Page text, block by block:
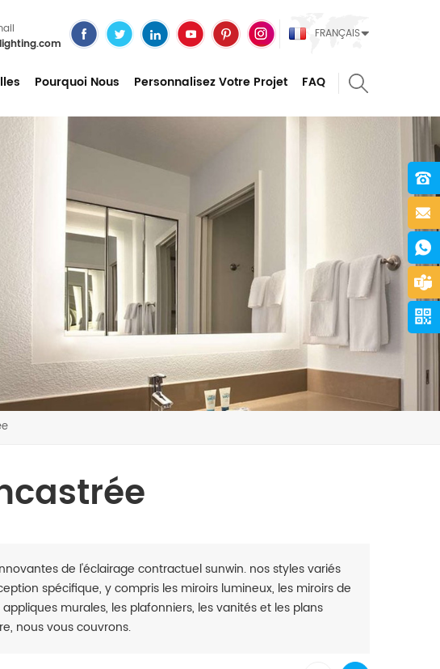
FRANÇAIS
Pourquoi Nous Personnalisez Votre Projet FAQ
de l'éclairage contractuel sunwin. nos styles variés
spécifique, y compris les miroirs lumineux, les miroirs de
murales, les plafonniers, les vanités et les plans
nous vous couvrons.